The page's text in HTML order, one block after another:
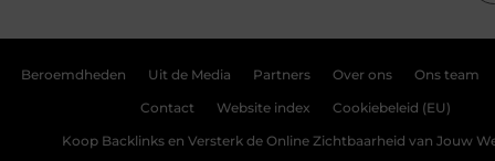
Beroemdheden Uit de Media Partners Over ons Ons team
Contact Website index Cookiebeleid (EU)
Koop Backlinks en Versterk de Online Zichtbaarheid van Jouw